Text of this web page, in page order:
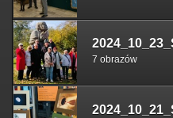
7 obrazów